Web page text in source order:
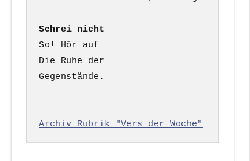
Schrei nicht
So! Hör auf
Die Ruhe der
Gegenstände.
Archiv Rubrik "Vers der Woche"